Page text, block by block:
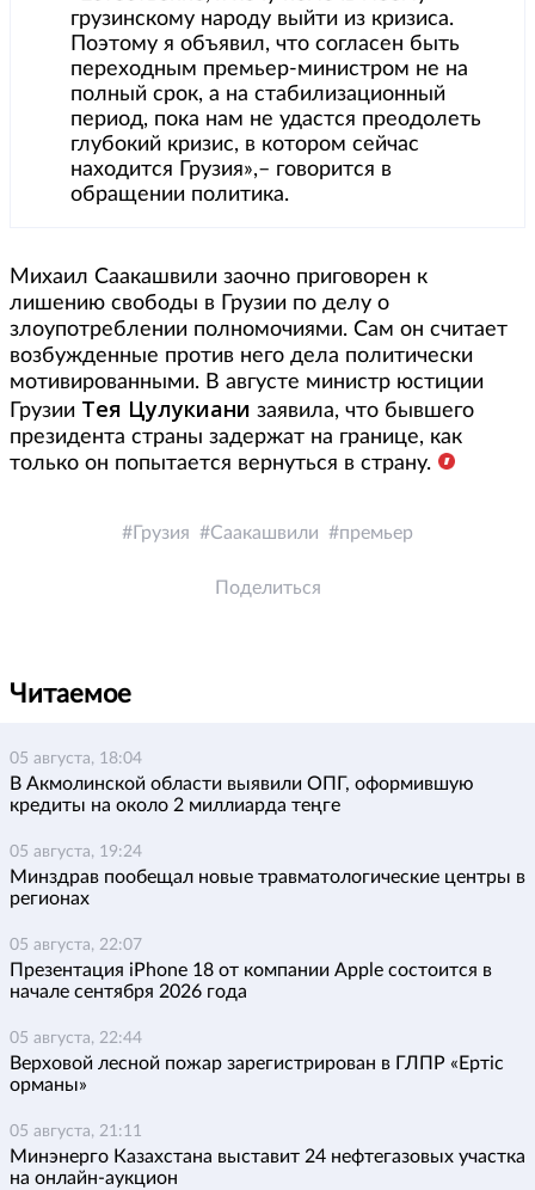
грузинскому народу выйти из кризиса.
Поэтому я объявил, что согласен быть
переходным премьер-министром не на
полный срок, а на стабилизационный
период, пока нам не удастся преодолеть
глубокий кризис, в котором сейчас
находится Грузия»,– говорится в
обращении политика.
Михаил Саакашвили заочно приговорен к
лишению свободы в Грузии по делу о
злоупотреблении полномочиями. Сам он считает
возбужденные против него дела политически
мотивированными. В августе министр юстиции
Грузии Тея Цулукиани заявила, что бывшего
президента страны задержат на границе, как
только он попытается вернуться в страну.
Грузия Саакашвили премьер
Поделиться
Читаемое
05 августа, 18:04
В Акмолинской области выявили ОПГ, оформившую
кредиты на около 2 миллиарда теңге
05 августа, 19:24
Минздрав пообещал новые травматологические центры в
регионах
05 августа, 22:07
Презентация iPhone 18 от компании Apple состоится в
начале сентября 2026 года
05 августа, 22:44
Верховой лесной пожар зарегистрирован в ГЛПР «Ертіс
орманы»
05 августа, 21:11
Минэнерго Казахстана выставит 24 нефтегазовых участка
на онлайн-аукцион